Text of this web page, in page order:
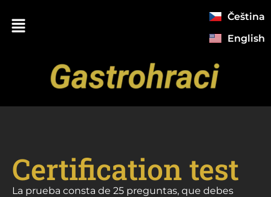
Čeština
English
Certification test
La prueba consta de 25 preguntas, que debes